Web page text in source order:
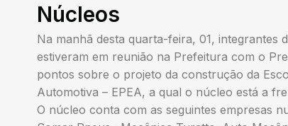
Núcleos
Na manhã desta quarta-feira, 01, integrantes
estiveram em reunião na Prefeitura com o
pontos sobre o projeto da construção da
Automotiva – EPEA, a qual o núcleo está a
O núcleo conta com as seguintes empresas